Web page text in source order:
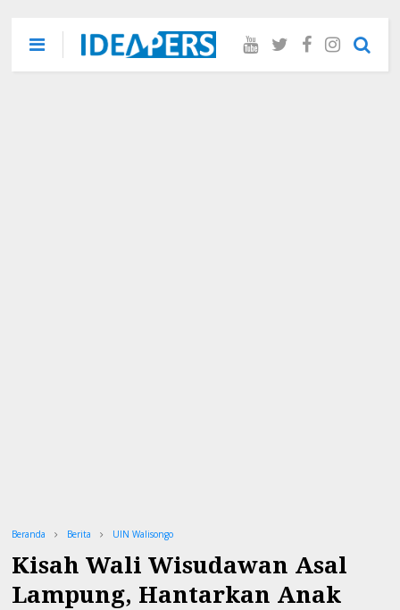
Beranda Berita UIN Walisongo
Kisah Wali Wisudawan Asal
Lampung, Hantarkan Anak